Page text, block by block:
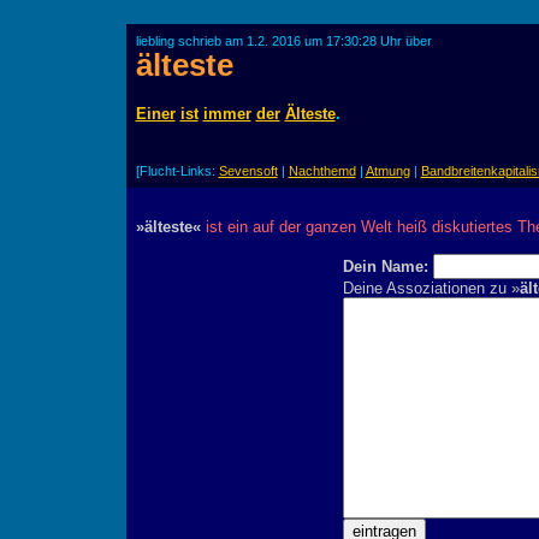
liebling schrieb am 1.2. 2016 um 17:30:28 Uhr über
älteste
Einer ist immer der Älteste.
[Flucht-Links: Sevensoft| Nachthemd| Atmung|
»älteste«ist ein auf der ganzen Welt heiß diskutiertes
Dein Name:
Deine Assoziationen zu »